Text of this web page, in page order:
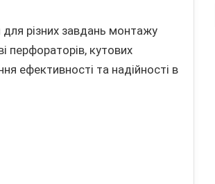
для різних завдань монтажу
перфораторів, кутових
ефективності та надійності в